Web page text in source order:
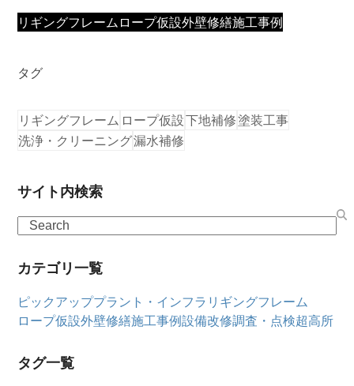
リギングフレームロープ仮設外壁修繕施工事例
タグ
リギングフレーム ロープ仮設下地補修塗装工事
洗浄・クリーニング漏水補修
サイト内検索
Search
カテゴリ一覧
ピックアッププラント・インフラ リギングフレーム
ロープ仮設外壁修繕施工事例設備改修調査・点検超高所
タグ一覧